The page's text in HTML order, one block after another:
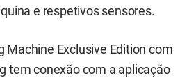
e respetivos sensores.
Machine Exclusive Edition com
tem conexão com a aplicação